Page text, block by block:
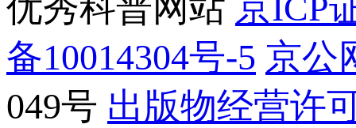
优秀科普网站 京ICP
备10014304号-5 京公
049号 出版物经营许